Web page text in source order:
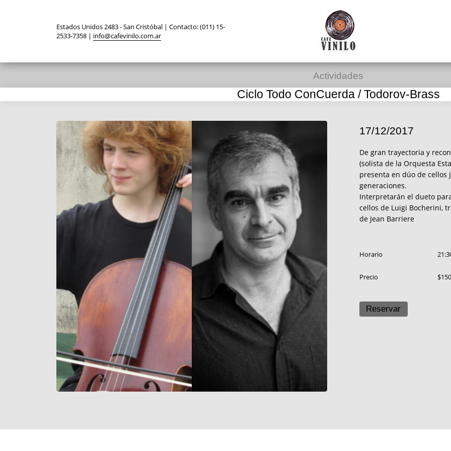
Estados Unidos 2483 - San Cristóbal | Contacto: (011) 15-
2533-7358 | info@cafevinilo.com.ar
Actividades
Ciclo Todo ConCuerda / Todorov-Brass
17/12/2017
De gran trayectoria y
(solista de la Orquesta
presenta en dúo de cellos
generaciones.
Interpretarán el dueto
cellos de Luigi Bocherini,
de Jean Barriere
Horario
Precio $150
Reservar